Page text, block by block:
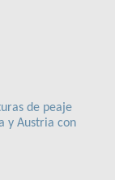
de peaje
y Austria con